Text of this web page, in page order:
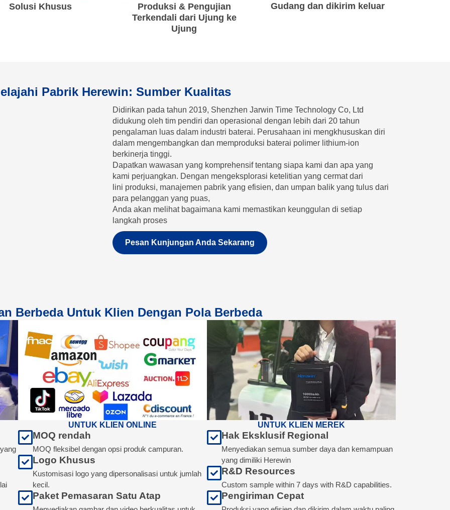
Solusi Khusus
Produksi & Pengujian
Terkendali dari Ujung ke
Ujung
Gudang dan dikirim keluar
Pabrik Herewin: Sumber Kualitas
Didirikan pada tahun 2019, Shenzhen Jarwin Time Technology Co, Ltd
didukung oleh tim pendiri dan operasional dengan lebih dari 20 tahun
pengalaman luas dalam industri baterai. Perusahaan ini mengkhususkan diri
dalam mengembangkan dan memproduksi baterai polimer lithium-ion
berkinerja tinggi.
Dapatkan wawasan yang komprehensif tentang siapa kami dan apa yang
kami perjuangkan. Dengan mengeksplorasi ketelitian yang cermat dari
lini produksi, manajemen pabrik yang efisien, dan umpan balik yang tulus dari
para pelanggan yang puas,
Anda akan melihat bagaimana kami memastikan keunggulan di setiap
langkah proses
Pesan Kunjungan Anda Sekarang
Berbeda Untuk Klien Dengan Pola Berbeda
UNTUK KLIEN ONLINE
MOQ rendah
MOQ fleksibel dengan opsi produk campuran.
Logo Khusus
Kustomisasi logo yang dipersonalisasi untuk jumlah
kecil.
Paket Pemasaran Satu Atap
UNTUK KLIEN MEREK
Hak Eksklusif Regional
Menyediakan semua sumber daya dan kemampuan
yang dimiliki Herewin
R&D Resources
Custom sample within 7 days with R&D capabilities.
Pengiriman Cepat